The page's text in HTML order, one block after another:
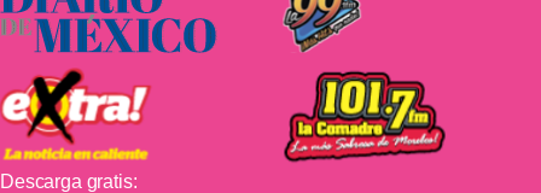
Descarga gratis: